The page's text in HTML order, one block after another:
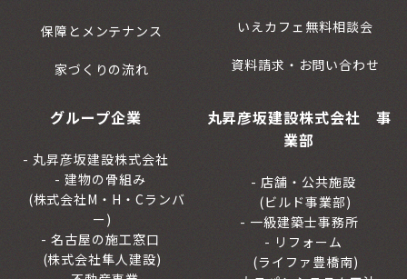
保障とメンテナンス
家づくりの流れ
いえカフェ無料相談会
資料請求・お問い合わせ
グループ企業
丸昇彦坂建設株式会社
建物の骨組み
(株式会社M・H・Cランバ
ー)
名古屋の施工窓口
(株式会社隼人建設)
丸昇彦坂建設株式会社 事
業部
店舗・公共施設
(ビルド事業部)
一級建築士事務所
リフォーム
(ライファ豊橋南)